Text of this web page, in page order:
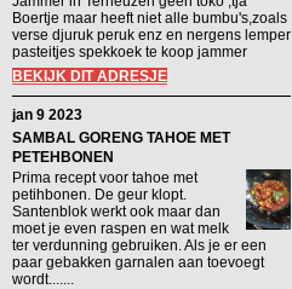
Boertje maar heeft niet alle bumbu's,zoals
verse djuruk peruk enz en nergens lemper
pasteitjes spekkoek te koop jammer
BEKIJK DIT ADRESJE
jan 9 2023
SAMBAL GORENG TAHOE MET
PETEHBONEN
Prima recept voor tahoe met
petihbonen. De geur klopt.
Santenblok werkt ook maar dan
moet je even raspen en wat melk
ter verdunning gebruiken. Als je er een
paar gebakken garnalen aan toevoegt
wordt.......